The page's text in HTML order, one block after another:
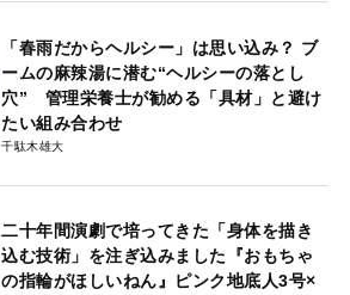
「春雨だからヘルシー」は思い込み？ ブ
ームの麻辣湯に潜む“ヘルシーの落とし
穴” 管理栄養士が勧める「具材」と避け
たい組み合わせ
千駄木雄大
二十年間演劇で培ってきた「身体を描き
込む技術」を注ぎ込みました『おもちゃ
の指輪がほしいねん』ピンク地底人3号×